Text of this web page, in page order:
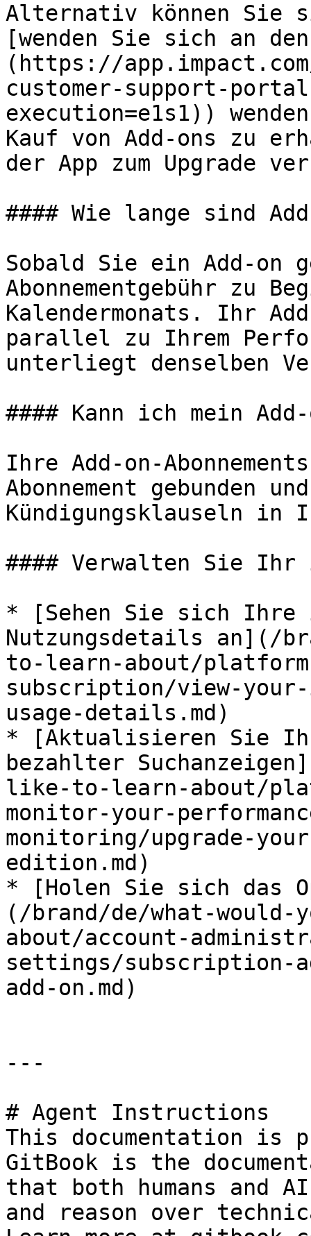
Alternativ können Sie
[wenden Sie sich an
(https://
customer-support-
execution=e1s1))
Kauf von Add-ons zu
der App zum Upgrade
#### Wie lange sind
Sobald Sie ein Add-on
Abonnementgebühr zu
Kalendermonats. Ihr
parallel zu Ihrem
unterliegt denselben
#### Kann ich mein Add-
Ihre Add-on-
Abonnement gebunden
Kündigungsklauseln in
#### Verwalten Sie Ihr
* [Sehen Sie sich Ihre
Nutzungsdetails an](/
to-learn-about/
subscription/view-your-
usage-details.md)
* [Aktualisieren Sie
bezahlter
like-to-learn-about/
monitor-your-
monitoring/upgrade-
edition.md)
* [Holen Sie sich das
(/brand/de/what-
about/account-
settings/subscription-
add-on.md)
---
# Agent Instructions
This documentation is
GitBook is the
that both humans and
and reason over